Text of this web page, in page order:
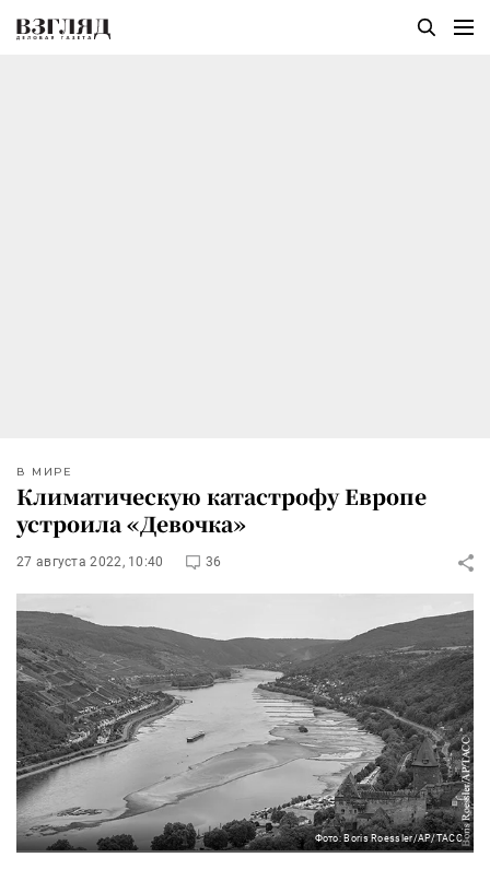
В МИРЕ
Климатическую катастрофу Европе
устроила «Девочка»
27 августа 2022, 10:40 36
Фото: Boris Roessler/AP/ТАСС